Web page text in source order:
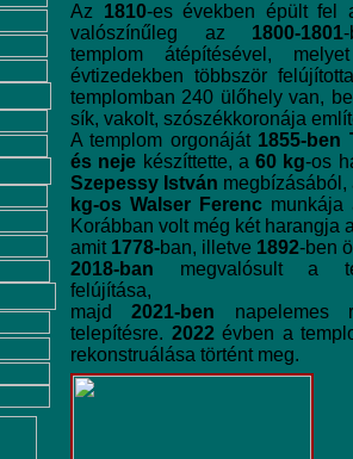
Az 1810-es években épült fel
valószínűleg az 1800-1801
templom átépítésével,
évtizedekben többször
templomban 240 ülőhely van,
sík, vakolt, szószékkoronája
A templom orgonáját 1855-ben
és neje készíttette, a60 kg-os
Szepessy István
kg-os Walser Ferenc munkája
Korábban volt még két harangja
amit 1778-ban, illetve 1892-ben
2018-ban megvalósult a
felújítása,
majd2021-ben napelemes
telepítésre. 2022 évben a
rekonstruálása történt meg.